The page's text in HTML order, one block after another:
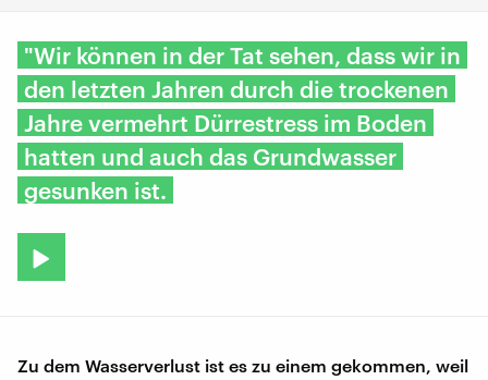
"Wir können in der Tat sehen, dass wir in
den letzten Jahren durch die trockenen
Jahre vermehrt Dürrestress im Boden
hatten und auch das Grundwasser
gesunken ist.
Zu dem Wasserverlust ist es zu einem gekommen, weil